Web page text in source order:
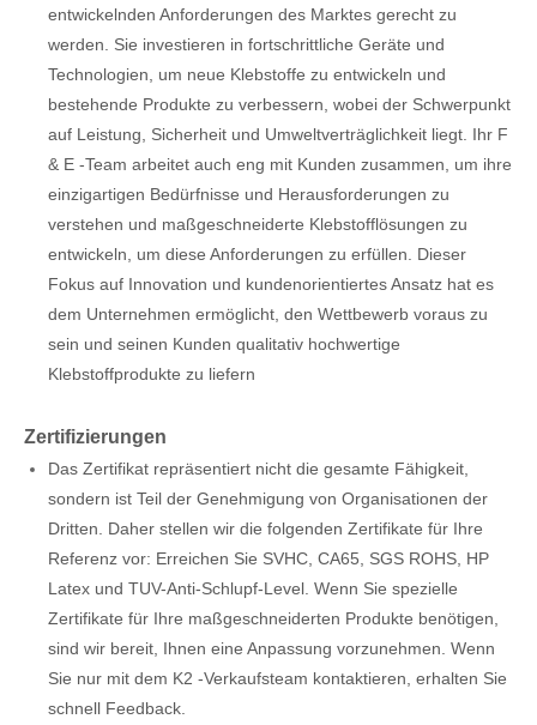
entwickelnden Anforderungen des Marktes gerecht zu
werden. Sie investieren in fortschrittliche Geräte und
Technologien, um neue Klebstoffe zu entwickeln und
bestehende Produkte zu verbessern, wobei der Schwerpunkt
auf Leistung, Sicherheit und Umweltverträglichkeit liegt. Ihr F
& E -Team arbeitet auch eng mit Kunden zusammen, um ihre
einzigartigen Bedürfnisse und Herausforderungen zu
verstehen und maßgeschneiderte Klebstofflösungen zu
entwickeln, um diese Anforderungen zu erfüllen. Dieser
Fokus auf Innovation und kundenorientiertes Ansatz hat es
dem Unternehmen ermöglicht, den Wettbewerb voraus zu
sein und seinen Kunden qualitativ hochwertige
Klebstoffprodukte zu liefern
Zertifizierungen
Das Zertifikat repräsentiert nicht die gesamte Fähigkeit,
sondern ist Teil der Genehmigung von Organisationen der
Dritten. Daher stellen wir die folgenden Zertifikate für Ihre
Referenz vor: Erreichen Sie SVHC, CA65, SGS ROHS, HP
Latex und TUV-Anti-Schlupf-Level. Wenn Sie spezielle
Zertifikate für Ihre maßgeschneiderten Produkte benötigen,
sind wir bereit, Ihnen eine Anpassung vorzunehmen. Wenn
Sie nur mit dem K2 -Verkaufsteam kontaktieren, erhalten Sie
schnell Feedback.